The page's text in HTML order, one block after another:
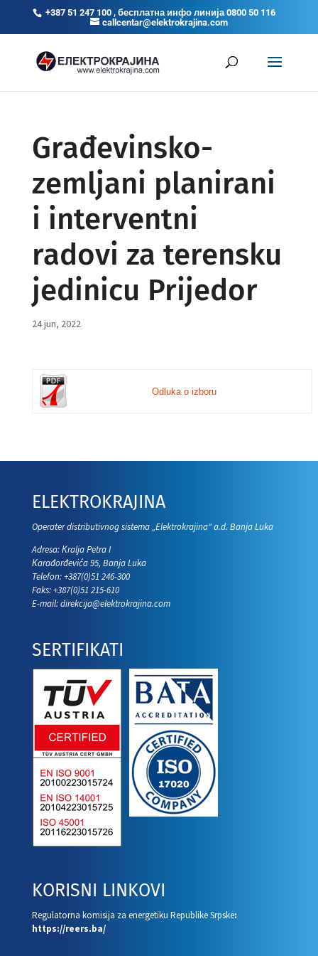
+387 51 247 100 , бесплатна инфо линија 0800 50 116
callcentar@elektrokrajina.com
Građevinsko-
zemljani planirani
i interventni
radovi za terensku
jedinicu Prijedor
24 jun, 2022
Odluka o izboru
ELEKTROKRAJINA
Operater distributivnog sistema „Elektrokrajina“ a.d. Banja Luka
Adresa: Кralja Petra I
Кarađorđevića 95, Banja Luka
Telefon: +387(0)51 246-300
Faks: +387(0)51 215-610
E-mail:direkcija@elektrokrajina.com
SERTIFIKATI
KORISNI LINKOVI
Regulatorna komisija za energetiku Republike Srpske:
https://reers.ba/